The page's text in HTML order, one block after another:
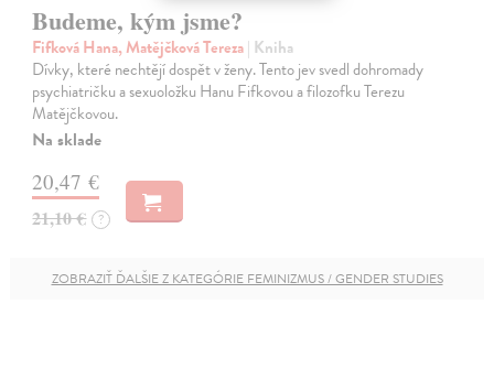
Budeme, kým jsme?
Fifková Hana, Matějčková Tereza| Kniha
Dívky, které nechtějí dospět v ženy. Tento jev svedl dohromady
psychiatričku a sexuoložku Hanu Fifkovou a filozofku Terezu
Matějčkovou.
Na sklade
20,47 €
21,10 € ?
ZOBRAZIŤ ĎALŠIE Z KATEGÓRIE FEMINIZMUS / GENDER STUDIES